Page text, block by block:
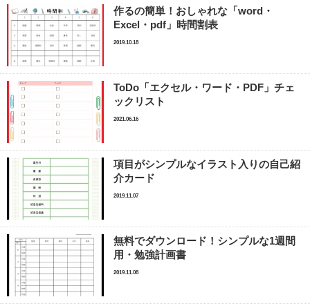
作るの簡単！おしゃれな「word・
Excel・pdf」時間割表
2019.10.18
ToDo「エクセル・ワード・PDF」チェ
ックリスト
2021.06.16
項目がシンプルなイラスト入りの自己紹
介カード
2019.11.07
無料でダウンロード！シンプルな1週間
用・勉強計画書
2019.11.08